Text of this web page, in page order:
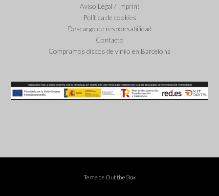
Aviso Legal / Imprint
Política de cookies
Descargo de responsabilidad
Contacto
Compramos discos de vinilo en Barcelona
Tema de Out the Box